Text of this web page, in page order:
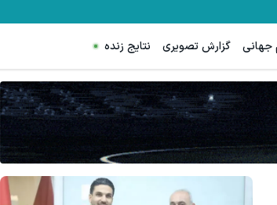
جهانی گزارش تصویری نتایج زنده